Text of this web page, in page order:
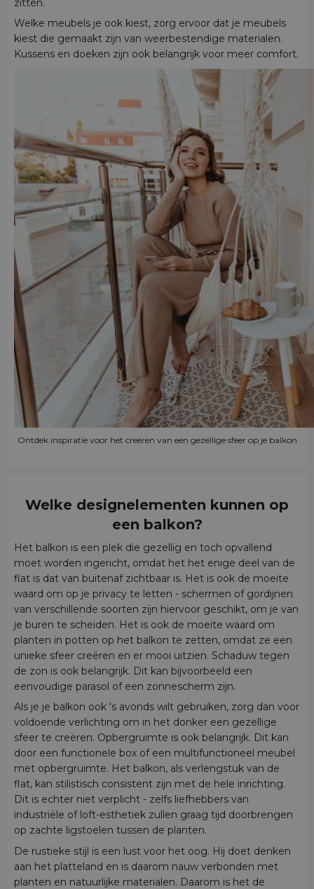
Welke meubels je ook kiest, zorg ervoor dat je meubels
kiest die gemaakt zijn van weerbestendige materialen.
Kussens en doeken zijn ook belangrijk voor meer comfort.
Ontdek inspiratie voor het creëren van een gezellige sfeer op je balkon
Welke designelementen kunnen op
een balkon?
Het balkon is een plek die gezellig en toch opvallend
moet worden ingericht, omdat het het enige deel van de
flat is dat van buitenaf zichtbaar is. Het is ook de moeite
waard om op je privacy te letten - schermen of gordijnen
van verschillende soorten zijn hiervoor geschikt, om je van
je buren te scheiden. Het is ook de moeite waard om
planten in potten op het balkon te zetten, omdat ze een
unieke sfeer creëren en er mooi uitzien. Schaduw tegen
de zon is ook belangrijk. Dit kan bijvoorbeeld een
eenvoudige parasol of een zonnescherm zijn.
Als je je balkon ook 's avonds wilt gebruiken, zorg dan voor
voldoende verlichting om in het donker een gezellige
sfeer te creëren. Opbergruimte is ook belangrijk. Dit kan
door een functionele box of een multifunctioneel meubel
met opbergruimte. Het balkon, als verlengstuk van de
flat, kan stilistisch consistent zijn met de hele inrichting.
Dit is echter niet verplicht - zelfs liefhebbers van
industriële of loft-esthetiek zullen graag tijd doorbrengen
op zachte ligstoelen tussen de planten.
De rustieke stijl is een lust voor het oog. Hij doet denken
aan het platteland en is daarom nauw verbonden met
planten en natuurlijke materialen. Daarom is het de